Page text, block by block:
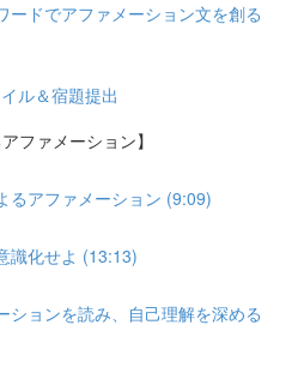
ドでアファメーション文を創る
ル＆宿題提出
ファメーション】
アファメーション (9:09)
識化せよ (13:13)
ョンを読み、自己理解を深める